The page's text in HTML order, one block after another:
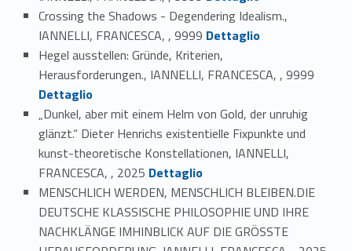
Crossing the Shadows - Degendering Idealism.,
IANNELLI, FRANCESCA, , 9999 Link identifier #identifier_person_91999-2Dettaglio
Hegel ausstellen: Gründe, Kriterien,
Herausforderungen., IANNELLI, FRANCESCA, , 9999
Dettaglio
„Dunkel, aber mit einem Helm von Gold, der unruhig
glänzt.“ Dieter Henrichs existentielle Fixpunkte und
kunst-theoretische Konstellationen, IANNELLI,
FRANCESCA, , 2025 Link identifier #identifier_person_134541-4Dettaglio
MENSCHLICH WERDEN, MENSCHLICH BLEIBEN.DIE
DEUTSCHE KLASSISCHE PHILOSOPHIE UND IHRE
NACHKLÄNGE IMHINBLICK AUF DIE GRÖSSTE